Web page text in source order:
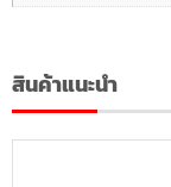
สินค้าแนะนำ